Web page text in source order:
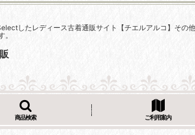
したレディース古着通販サイト【チエルアルコ】その
商品検索 ご利用案内